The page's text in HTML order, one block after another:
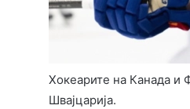
Хокеарите на Канада и
Швајцарија.